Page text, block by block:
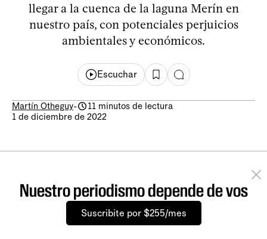
llegar a la cuenca de la laguna Merín en
nuestro país, con potenciales perjuicios
ambientales y económicos.
Escuchar
Martín Otheguy-
11 minutos de lectura
1 de diciembre de 2022
Nuestro periodismo depende de vos
Suscribite por $255/mes